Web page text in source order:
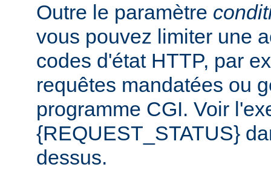
Outre le paramètre
vous pouvez limiter une
codes d'état HTTP, par
requêtes mandatées ou
programme CGI. Voir
{REQUEST_STATUS}
dessus.